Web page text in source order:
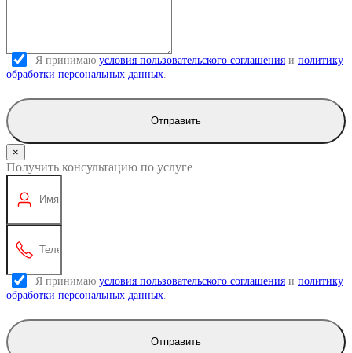
Я принимаю условия пользовательского соглашения и политику
обработки персональных данных
Отправить
×
Получить консультацию по услуге
Я принимаю условия пользовательского соглашения и политику
обработки персональных данных
Отправить